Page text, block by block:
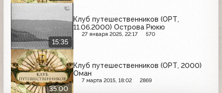
15:35
Клуб путешественников (ОРТ,
11.06.2000) Острова Рюкю
27 января 2025, 22:17 570
35:00
Клуб путешественников (ОРТ, 2000)
Оман
7 марта 2015, 18:02 2869